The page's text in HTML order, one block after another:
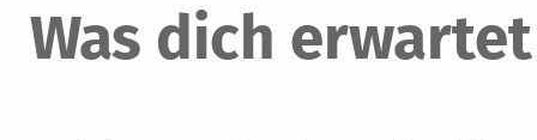
Was dich erwartet